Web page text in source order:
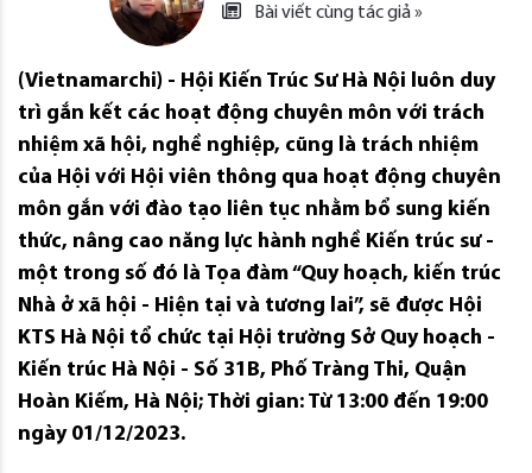
Bài viết cùng tác giả »
(Vietnamarchi) - Hội Kiến Trúc Sư Hà Nội luôn duy
trì gắn kết các hoạt động chuyên môn với trách
nhiệm xã hội, nghề nghiệp, cũng là trách nhiệm
của Hội với Hội viên thông qua hoạt động chuyên
môn gắn với đào tạo liên tục nhằm bổ sung kiến
thức, nâng cao năng lực hành nghề Kiến trúc sư -
một trong số đó là Tọa đàm “Quy hoạch, kiến trúc
Nhà ở xã hội - Hiện tại và tương lai”, sẽ được Hội
KTS Hà Nội tổ chức tại Hội trường Sở Quy hoạch -
Kiến trúc Hà Nội - Số 31B, Phố Tràng Thi, Quận
Hoàn Kiếm, Hà Nội; Thời gian: Từ 13:00 đến 19:00
ngày 01/12/2023.